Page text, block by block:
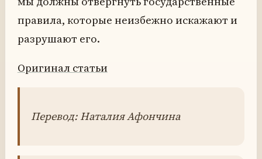
правила, которые неизбежно искажают и
разрушают его.
Оригинал статьи
Перевод: Наталия Афончина